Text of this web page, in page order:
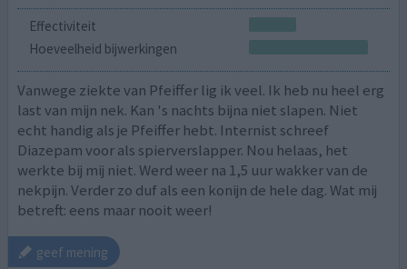
Effectiviteit
Hoeveelheid bijwerkingen
Vanwege ziekte van Pfeiffer lig ik veel. Ik heb nu heel erg
last van mijn nek. Kan 's nachts bijna niet slapen. Niet
echt handig als je Pfeiffer hebt. Internist schreef
Diazepam voor als spierverslapper. Nou helaas, het
werkte bij mij niet. Werd weer na 1,5 uur wakker van de
nekpijn. Verder zo duf als een konijn de hele dag. Wat mij
betreft: eens maar nooit weer!
geef mening